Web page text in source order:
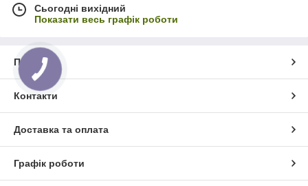
Сьогодні вихідний
Показати весь графік роботи
Про нас
Контакти
Доставка та оплата
Графік роботи